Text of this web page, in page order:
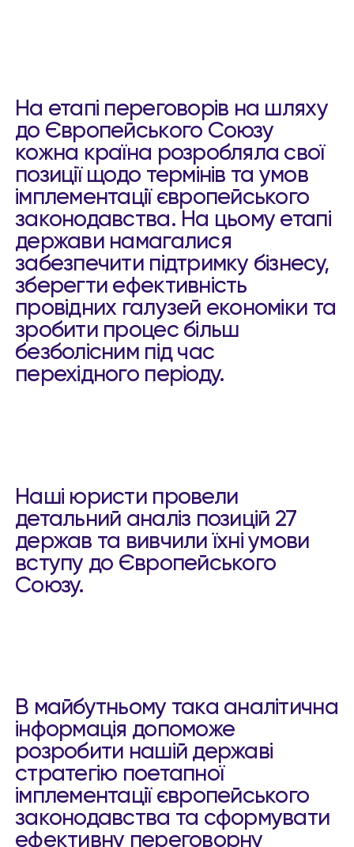
На етапі переговорів на шляху
до Європейського Союзу
кожна країна розробляла свої
позиції щодо термінів та умов
імплементації європейського
законодавства. На цьому етапі
держави намагалися
забезпечити підтримку бізнесу,
зберегти ефективність
провідних галузей економіки та
зробити процес більш
безболісним під час
перехідного періоду.
Наші юристи провели
детальний аналіз позицій 27
держав та вивчили їхні умови
вступу до Європейського
Союзу.
В майбутньому така аналітична
інформація допоможе
розробити нашій державі
стратегію поетапної
імплементації європейського
законодавства та сформувати
ефективну переговорну